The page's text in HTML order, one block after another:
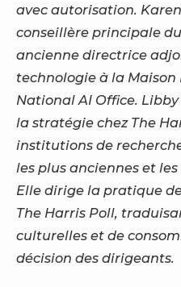
avec autorisation.
conseillère principale
ancienne directrice
technologie à la
National AI Office.
la stratégie chez The
institutions de
les plus anciennes et
Elle dirige la pratique
The Harris Poll,
culturelles et de
décision des dirigeants.